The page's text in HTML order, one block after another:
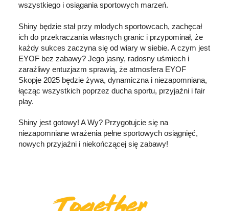
wszystkiego i osiągania sportowych marzeń.
Shiny będzie stał przy młodych sportowcach, zachęcał
ich do przekraczania własnych granic i przypominał, że
każdy sukces zaczyna się od wiary w siebie. A czym jest
EYOF bez zabawy? Jego jasny, radosny uśmiech i
zaraźliwy entuzjazm sprawią, że atmosfera EYOF
Skopje 2025 będzie żywa, dynamiczna i niezapomniana,
łącząc wszystkich poprzez ducha sportu, przyjaźni i fair
play.
Shiny jest gotowy! A Wy? Przygotujcie się na
niezapomniane wrażenia pełne sportowych osiągnięć,
nowych przyjaźni i niekończącej się zabawy!